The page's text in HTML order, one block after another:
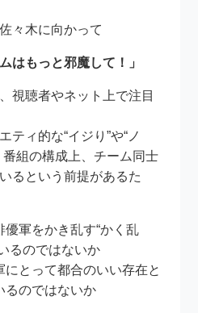
々木に向かって
はもっと邪魔して！」
視聴者やネット上で注目
ティ的な“イジり”や“ノ
番組の構成上、チーム同士
るという前提があるた
軍をかき乱す“かく乱
るのではないか
にとって都合のいい存在と
るのではないか